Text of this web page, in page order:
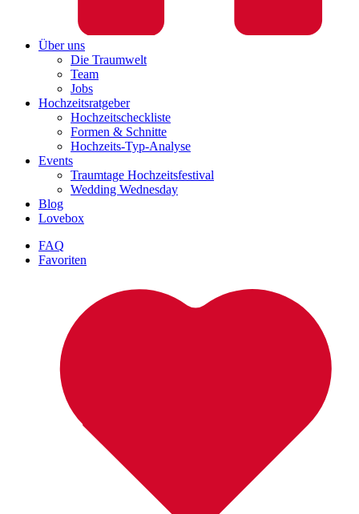
Über uns
Die Traumwelt
Team
Jobs
Hochzeitsratgeber
Hochzeitscheckliste
Formen & Schnitte
Hochzeits-Typ-Analyse
Events
Traumtage Hochzeitsfestival
Wedding Wednesday
Blog
Lovebox
FAQ
Favoriten